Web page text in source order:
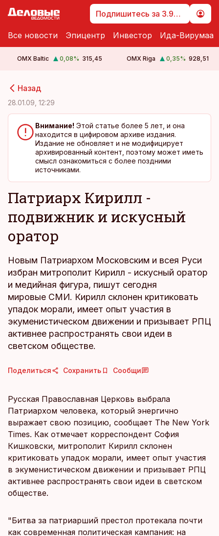
Подпишитесь за 3.99 €
Все новости Эпицентр Инвестор Ида-Вирумаа
OMX Baltic 0,08% 315,45 OMX Riga 0,35% 928,51
Назад
28.01.09, 12:29
Внимание! Этой статье более 5 лет, и она
находится в цифировом архиве издания.
Издание не обновляет и не модифицирует
архивированный контент, поэтому может иметь
смысл ознакомиться с более поздними
источниками.
Патриарх Кирилл -
подвижник и искусный
оратор
Новым Патриархом Московским и всея Руси
избран митрополит Кирилл - искусный оратор
и медийная фигура, пишут сегодня
мировые СМИ. Кирилл склонен критиковать
упадок морали, имеет опыт участия в
экуменистическом движении и призывает РПЦ
активнее распространять свои идеи в
светском обществе.
Поделиться Сохранить Сообщи
Русская Православная Церковь выбрала
Патриархом человека, который энергично
выражает свою позицию, сообщает The New York
Times. Как отмечает корреспондент София
Кишковски, митрополит Кирилл склонен
критиковать упадок морали, имеет опыт участия
в экуменистическом движении и призывает РПЦ
активнее распространять свои идеи в светском
обществе.
"Битва за патриарший престол протекала почти
как современная политическая кампания: на